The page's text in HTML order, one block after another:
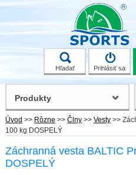
Hľadať Prihlásiť sa
Úvod >> Rôzne >> Člny >> Vesty >>
100 kg DOSPELÝ
Záchranná vesta BALTIC
DOSPELÝ
Produkty